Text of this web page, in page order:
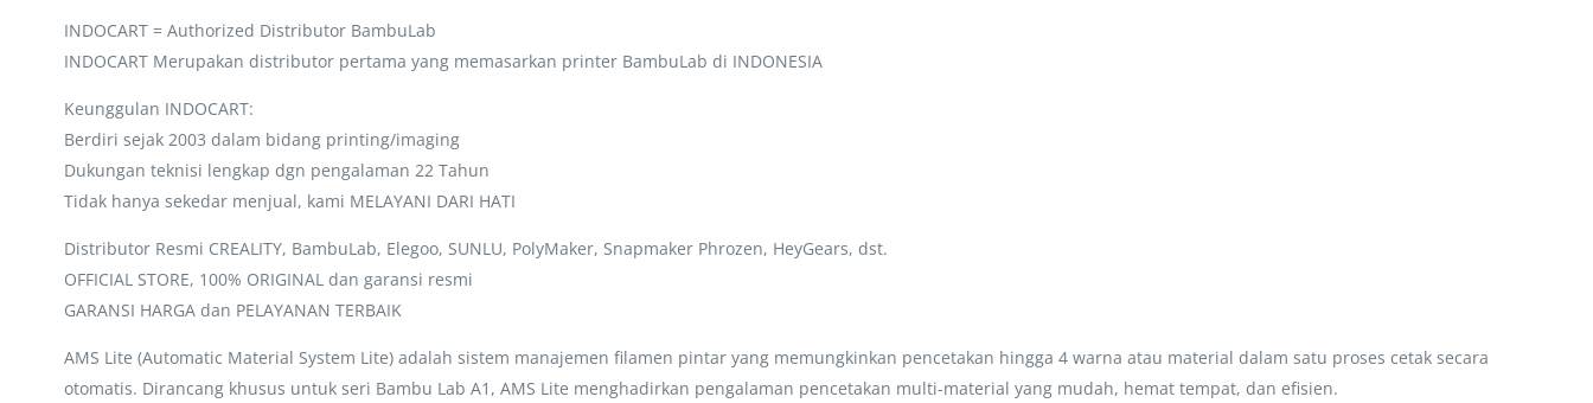
INDOCART = Authorized Distributor BambuLab
INDOCART Merupakan distributor pertama yang memasarkan printer BambuLab di INDONESIA
Keunggulan INDOCART:
Berdiri sejak 2003 dalam bidang printing/imaging
Dukungan teknisi lengkap dgn pengalaman 22 Tahun
Tidak hanya sekedar menjual, kami MELAYANI DARI HATI
Distributor Resmi CREALITY, BambuLab, Elegoo, SUNLU, PolyMaker, Snapmaker Phrozen, HeyGears, dst.
OFFICIAL STORE, 100% ORIGINAL dan garansi resmi
GARANSI HARGA dan PELAYANAN TERBAIK
AMS Lite (Automatic Material System Lite) adalah sistem manajemen filamen pintar yang memungkinkan pencetakan hingga 4 warna atau material dalam satu proses cetak secara
otomatis. Dirancang khusus untuk seri Bambu Lab A1, AMS Lite menghadirkan pengalaman pencetakan multi-material yang mudah, hemat tempat, dan efisien.